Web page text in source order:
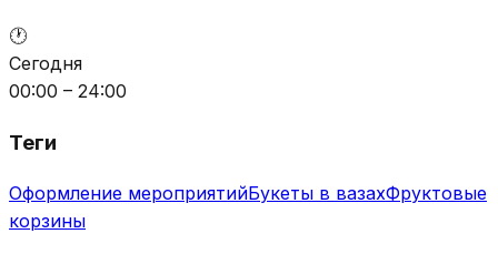
🕐
Сегодня
00:00 – 24:00
Теги
Оформление мероприятийБукеты в вазахФруктовые
корзины